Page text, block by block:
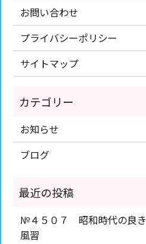
お問い合わせ
プライバシーポリシー
サイトマップ
お知らせ
ブログ
№４５０７ 昭和時代の良き
風習